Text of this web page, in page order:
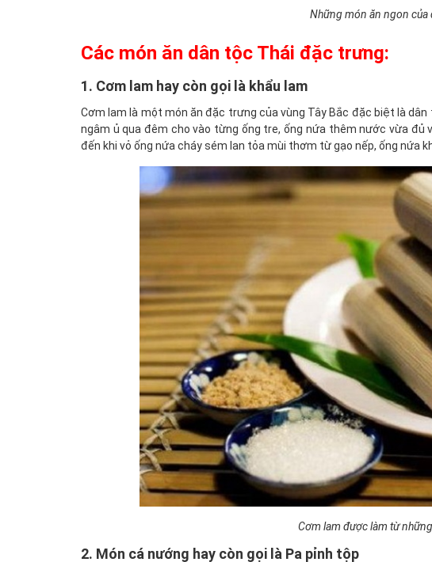
Những món ăn ngon của
Các món ăn dân tộc Thái đặc trưng:
1. Cơm lam hay còn gọi là khẩu lam
Cơm lam là một món ăn đặc trưng của vùng Tây Bắc đặc biệt là
ngâm ủ qua đêm cho vào từng ống tre, ống nứa thêm nước vừa đủ
đến khi vỏ ống nứa cháy sém lan tỏa mùi thơm từ gạo nếp, ống nứa
Cơm lam được làm từ
2. Món cá nướng hay còn gọi là Pa pỉnh tộp